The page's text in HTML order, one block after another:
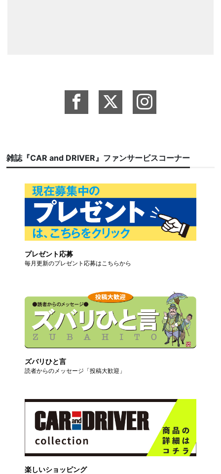
雑誌『CAR and DRIVER』ファンサービスコーナー
プレゼント応募
毎月更新のプレゼント応募はこちらから
ズバリひと言
読者からのメッセージ「投稿大歓迎」
楽しいショッピング